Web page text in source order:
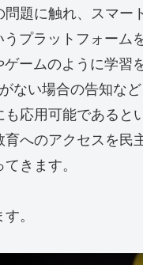
題に触れ、スマ
プラットフォーム
ームのように学
ない場合の告知な
応用可能である
へのアクセスを
きます。
。